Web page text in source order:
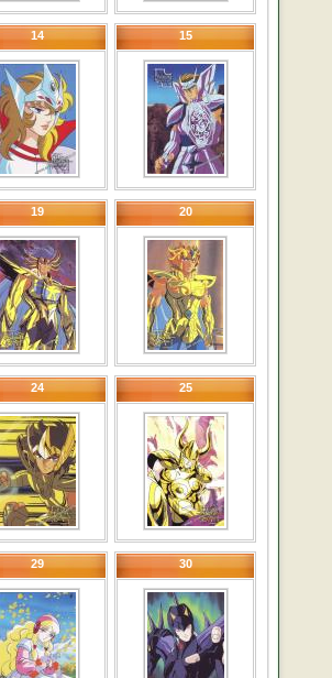
14 15
19 20
24 25
29 30